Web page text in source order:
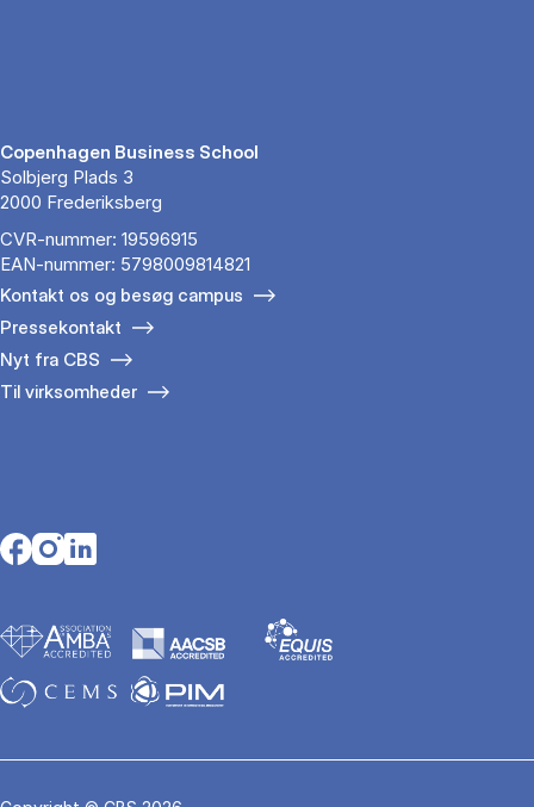
Copenhagen Business School
Solbjerg Plads 3
2000 Frederiksberg
CVR-nummer: 19596915
EAN-nummer: 5798009814821
Kontakt os og besøg campus
Pressekontakt
Nyt fra CBS
Til virksomheder
Opens in a new tab
Opens in a new tab
Opens in a new tab